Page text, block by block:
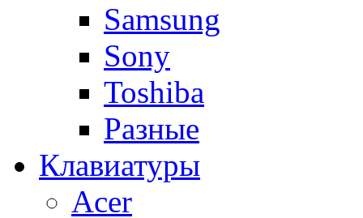
Samsung
Sony
Toshiba
Разные
Клавиатуры
Acer